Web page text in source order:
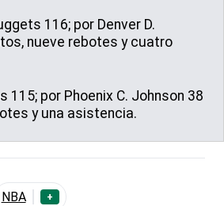
116; por Denver D.
nueve rebotes y cuatro
115; por Phoenix C. Johnson 38
y una asistencia.
NBA +